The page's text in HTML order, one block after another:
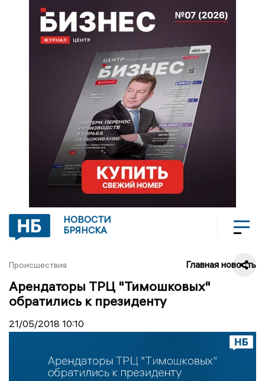
НОВОСТИ
БРЯНСКА
Происшествия Главная новость
Арендаторы ТРЦ "Тимошковых"
обратились к президенту
21/05/2018 10:10